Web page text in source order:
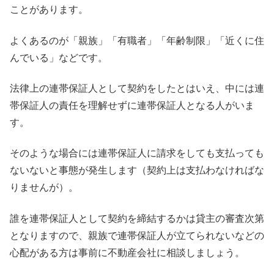
ことがあります。
よくあるのが「親族」「有職者」「年齢制限」「近くに住
んでいる」などです。
法律上の連帯保証人として契約をしたとはいえ、中には連
帯保証人の責任を理解せずに連帯保証人となる人がいま
す。
そのような場合には連帯保証人に請求をしても支払っても
ないないと事態が発生します（契約上は支払わなければな
りませんが）。
誰を連帯保証人として契約を締結するかは貸主の審査次第
となりますので、親族で連帯保証人が立てられないなどの
心配がある方は事前に不動産会社に相談しましょう。